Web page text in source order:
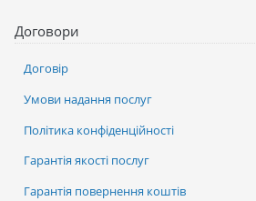
Договори
Договір
Умови надання послуг
Політика конфіденційності
Гарантія якості послуг
Гарантія повернення коштів